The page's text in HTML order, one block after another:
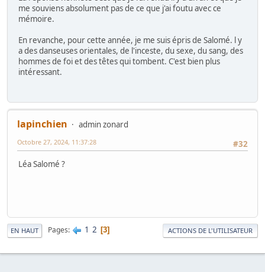
me souviens absolument pas de ce que j'ai foutu avec ce
mémoire.
En revanche, pour cette année, je me suis épris de Salomé. l y
a des danseuses orientales, de l'inceste, du sexe, du sang, des
hommes de foi et des têtes qui tombent. C'est bien plus
intéressant.
lapinchien
admin zonard
#32
Octobre 27, 2024, 11:37:28
Léa Salomé ?
EN HAUT Pages 1 2 3 ACTIONS DE L'UTILISATEUR